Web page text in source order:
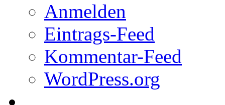
Anmelden
Eintrags-Feed
Kommentar-Feed
WordPress.org